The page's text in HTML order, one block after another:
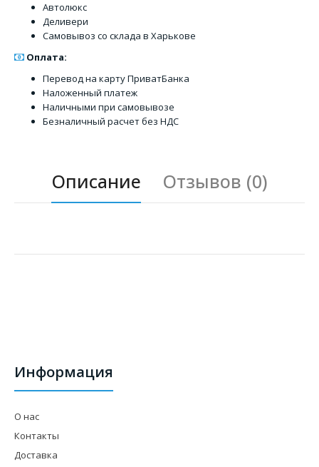
Автолюкс
Деливери
Самовывоз со склада в Харькове
Оплата:
Перевод на карту ПриватБанка
Наложенный платеж
Наличными при самовывозе
Безналичный расчет без НДС
Описание Отзывов (0)
Информация
О нас
Контакты
Доставка